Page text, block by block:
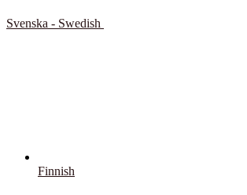
Svenska - Swedish
Finnish